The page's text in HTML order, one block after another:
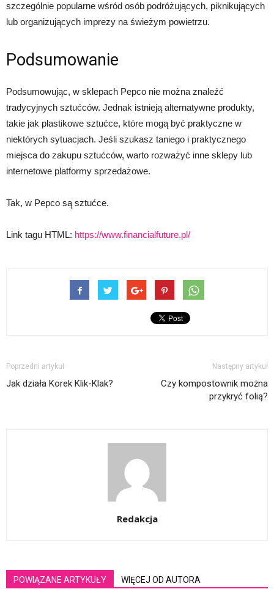
szczególnie popularne wśród osób podróżujących, piknikujących
lub organizujących imprezy na świeżym powietrzu.
Podsumowanie
Podsumowując, w sklepach Pepco nie można znaleźć
tradycyjnych sztućców. Jednak istnieją alternatywne produkty,
takie jak plastikowe sztućce, które mogą być praktyczne w
niektórych sytuacjach. Jeśli szukasz taniego i praktycznego
miejsca do zakupu sztućców, warto rozważyć inne sklepy lub
internetowe platformy sprzedażowe.
Tak, w Pepco są sztućce.
Link tagu HTML: https://www.financialfuture.pl/
Poprzedni artykuł
Jak działa Korek Klik-Klak?
Następny artykuł
Czy kompostownik można
przykryć folią?
Redakcja
POWIĄZANE ARTYKUŁY WIĘCEJ OD AUTORA